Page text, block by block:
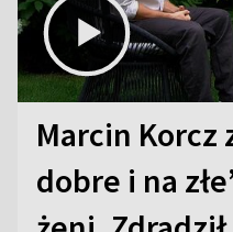
Marcin Korcz
dobre i na